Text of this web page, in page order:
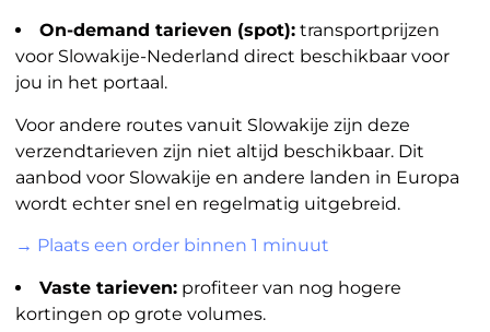
On-demand tarieven (spot):transportprijzen
voor Slowakije-Nederland direct beschikbaar voor
jou in het portaal.
Voor andere routes vanuit Slowakije zijn deze
verzendtarieven zijn niet altijd beschikbaar. Dit
aanbod voor Slowakije en andere landen in Europa
wordt echter snel en regelmatig uitgebreid.
→ Plaats een order binnen 1 minuut
Vaste tarieven:profiteer van nog hogere
kortingen op grote volumes.